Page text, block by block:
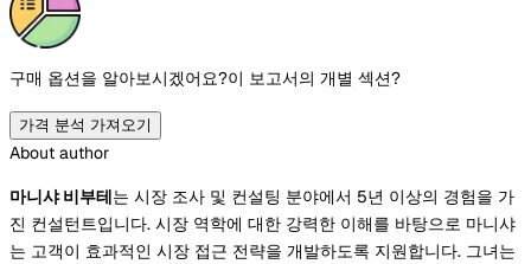
구매 옵션을 알아보시겠어요?이 보고서의 개별 섹션?
가격 분석 가져오기
About author
마니샤 비부테 는 시장 조사 및 컨설팅 분야에서 5년 이상의 경험을 가
진 컨설턴트입니다. 시장 역학에 대한 강력한 이해를 바탕으로 마니샤
는 고객이 효과적인 시장 접근 전략을 개발하도록 지원합니다. 그녀는